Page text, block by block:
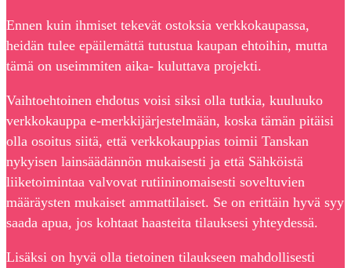
Ennen kuin ihmiset tekevät ostoksia verkkokaupassa,
heidän tulee epäilemättä tutustua kaupan ehtoihin, mutta
tämä on useimmiten aika- kuluttava projekti.
Vaihtoehtoinen ehdotus voisi siksi olla tutkia, kuuluuko
verkkokauppa e-merkkijärjestelmään, koska tämän pitäisi
olla osoitus siitä, että verkkokauppias toimii Tanskan
nykyisen lainsäädännön mukaisesti ja että Sähköistä
liiketoimintaa valvovat rutiininomaisesti soveltuvien
määräysten mukaiset ammattilaiset. Se on erittäin hyvä syy
saada apua, jos kohtaat haasteita tilauksesi yhteydessä.
Lisäksi on hyvä olla tietoinen tilaukseen mahdollisesti